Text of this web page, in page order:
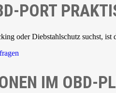
PORT
oder Diebstahlschutz suchst, ist
IM OBD-